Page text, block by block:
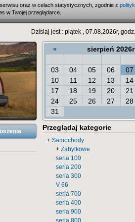
oraz w celach statystycznych, zgodnie z
w Twojej przeglądarce.
Dzisiaj jest : piątek , 07.08.2026r,
« sierpień 2026r
03
04 05 06 07
10
11 12 13 14
17
18 19 20 21
24
25 26 27 28
31
Przeglądaj kategorie
+ Samochody
+ Zabytkowe
seria 100
seria 200
seria 300
V 66
seria 700
seria 400
seria 900
seria 800